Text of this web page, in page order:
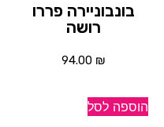
בונבוניירה פררו
רושה
94.00 ₪
הוספה לסל